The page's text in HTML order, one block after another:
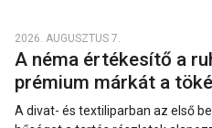
2026. AUGUSZTUS 7.
A néma értékesítő a
prémium márkát a
A divat- és textiliparban az első